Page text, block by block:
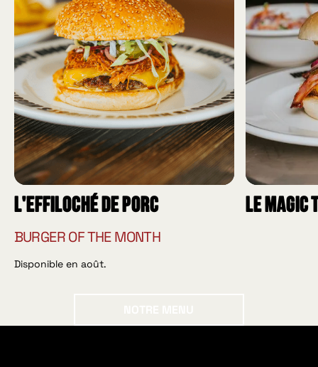
L'effiloché de porc
BURGER OF THE MONTH
Disponible en août.
Le Magic